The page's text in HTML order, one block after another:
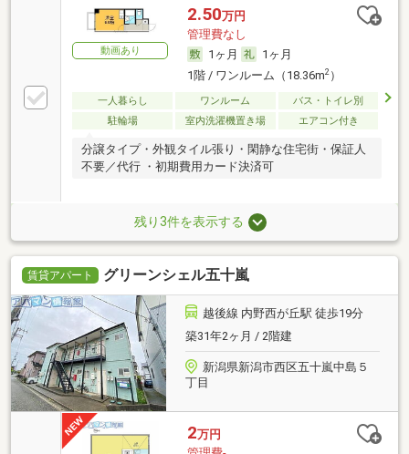
動画あり
2.50万円
管理費なし
1ヶ月
1ヶ月
1階 / ワンルーム（18.36m2）
一人暮らし ワンルーム
バス・トイレ別
駐輪場
室内洗濯機置き場 エアコン付き
分譲タイプ・外観タイル張り・閑静な住宅街・保証人
不要／代行 ・初期費用カード決済可
残り3件を表示する
賃貸アパート グリーンシェル五十嵐
越後線 内野西が丘駅 徒歩19分
築31年2ヶ月 / 2階建
新潟県新潟市西区五十嵐中島５
丁目
2万円